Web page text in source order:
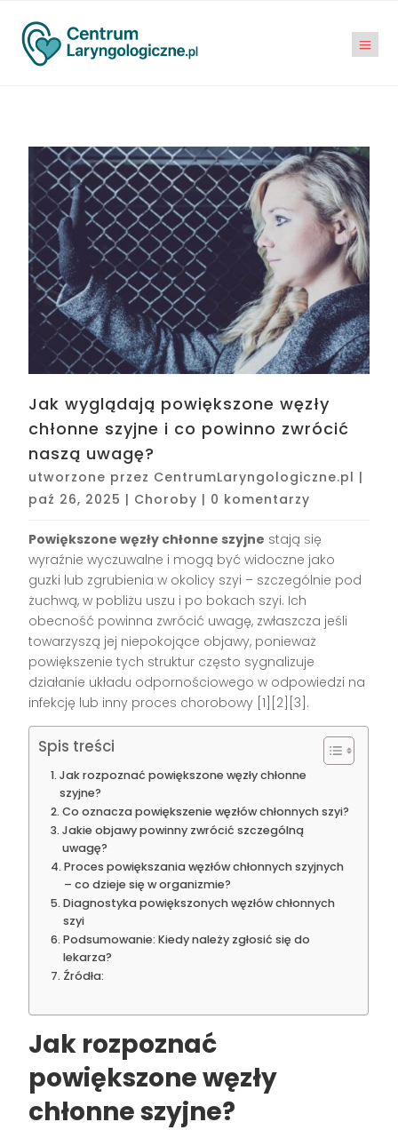
Jak wyglądają powiększone węzły
chłonne szyjne i co powinno zwrócić
naszą uwagę?
utworzone przez CentrumLaryngologiczne.pl |
paź 26, 2025 | Choroby | 0 komentarzy
Powiększone węzły chłonne szyjne stają się
wyraźnie wyczuwalne i mogą być widoczne jako
guzki lub zgrubienia w okolicy szyi – szczególnie pod
żuchwą, w pobliżu uszu i po bokach szyi. Ich
obecność powinna zwrócić uwagę, zwłaszcza jeśli
towarzyszą jej niepokojące objawy, ponieważ
powiększenie tych struktur często sygnalizuje
działanie układu odpornościowego w odpowiedzi na
infekcję lub inny proces chorobowy [1][2][3] .
Spis treści
Jak rozpoznać powiększone węzły chłonne
szyjne?
Co oznacza powiększenie węzłów chłonnych szyi?
Jakie objawy powinny zwrócić szczególną
uwagę?
Proces powiększania węzłów chłonnych szyjnych
– co dzieje się w organizmie?
Diagnostyka powiększonych węzłów chłonnych
szyi
Podsumowanie: Kiedy należy zgłosić się do
lekarza?
Źródła:
Jak rozpoznać
powiększone węzły
chłonne szyjne?